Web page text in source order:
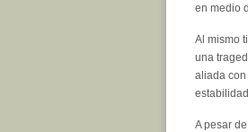
en medio
Al mismo
una
aliada con
A pesar